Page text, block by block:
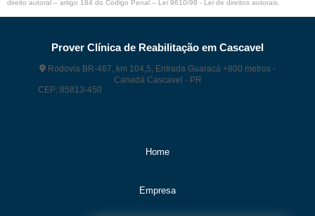
direito autoral – artigo 184 do Código Penal – Lei 9610/98 - Lei de direitos autorais
Prover Clínica de Reabilitação em Cascavel
Rodovia BR-467, km 104,5, Entrada Guaracá +800 metros -
Canadá Cascavel - PR
CEP: 85813-450
Home
Empresa